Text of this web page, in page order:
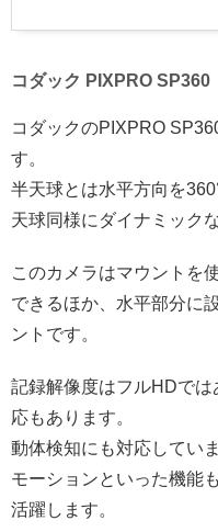
コダック PIXPRO SP360
コダックのPIXPRO
す。
半天球とは水平方向を
天球同様にダイナミック
このカメラはマウントを
できるほか、水平部分に
ントです。
記録解像度はフルHDで
応もあります。
動体検知にも対応してい
モーションといった機能
活躍します。